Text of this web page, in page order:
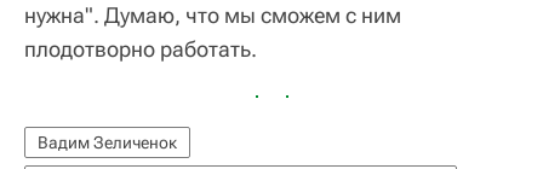
нужна". Думаю, что мы сможем с ним
плодотворно работать.
Вадим Зеличенок